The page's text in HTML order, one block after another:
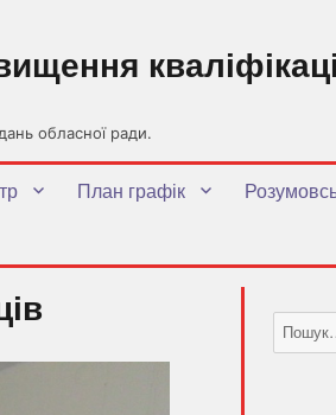
обласної ради.
План графік
Пошук
за